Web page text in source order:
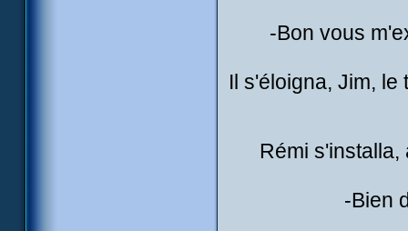
-Bon vous
Il s'éloigna, Jim,
Rémi
-Bien